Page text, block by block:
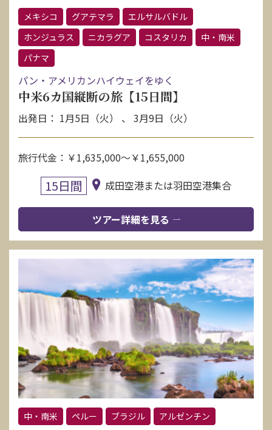
メキシコ
グアテマラ
エルサルバドル
ホンジュラス
ニカラグア コスタリカ
中・南米
パナマ
パン・アメリカンハイウェイをゆく
中米6カ国縦断の旅【15日間】
出発日： 1月5日（火） 、 3月9日（火）
旅行代金：￥1,635,000～￥1,655,000
15日間 成田空港または羽田空港集合
ツアー詳細を見る
中・南米 ペルー ブラジル アルゼンチン